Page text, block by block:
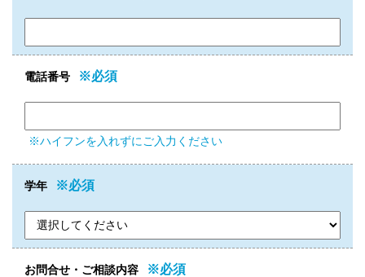
電話番号 ※必須
※ハイフンを入れずにご入力ください
学年 ※必須
お問合せ・ご相談内容 ※必須